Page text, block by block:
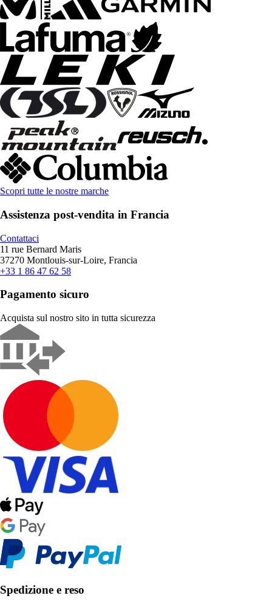
Scopri tutte le nostre marche
Assistenza post-vendita in Francia
Contattaci
11 rue Bernard Maris
37270 Montlouis-sur-Loire, Francia
+33 1 86 47 62 58
Pagamento sicuro
Acquista sul nostro sito in tutta sicurezza
Spedizione e reso